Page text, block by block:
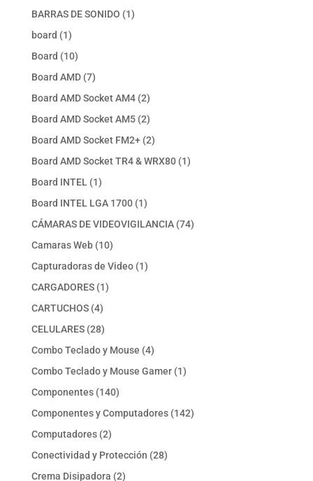
BARRAS DE SONIDO 11
board 11
producto
Board 1010
productos
Board AMD 77
productos
Board AMD Socket AM4 22
productos
Board AMD Socket AM5 22
productos
Board AMD Socket FM2+ 22
productos
Board AMD Socket TR4 & WRX80 11
Board INTEL 11
producto
Board INTEL LGA 1700 11
producto
CÁMARAS DE VIDEOVIGILANCIA 7474
Camaras Web 1010
productos
Capturadoras de Video 11
CARGADORES 11
CARTUCHOS 44
productos
CELULARES 2828
productos
Combo Teclado y Mouse 44
productos
Combo Teclado y Mouse Gamer 11
Componentes 140140
productos
Componentes y Computadores 142142
Computadores 22
productos
Conectividad y Protección 2828
Crema Disipadora 22